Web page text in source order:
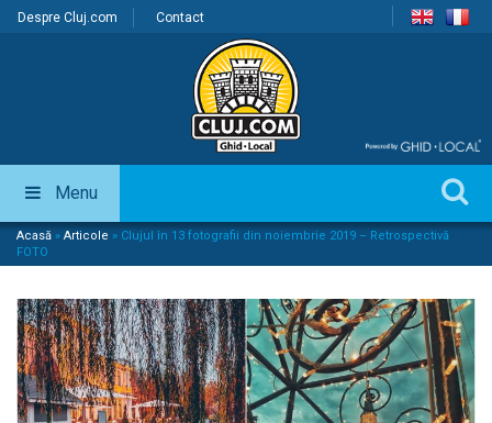
Despre Cluj.com Contact
Menu
Acasă » Articole » Clujul în 13 fotografii din noiembrie 2019 – Retrospectivă
FOTO